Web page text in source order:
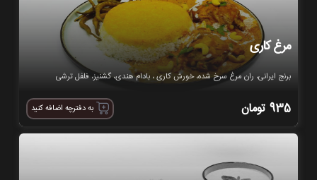
مرغ کاری
برنج ایرانی، ران مرغ سرخ شده، خورش کاری ، بادام هندی، گشنیز، فلفل ترشی
935 تومان به دفترچه اضافه کنید